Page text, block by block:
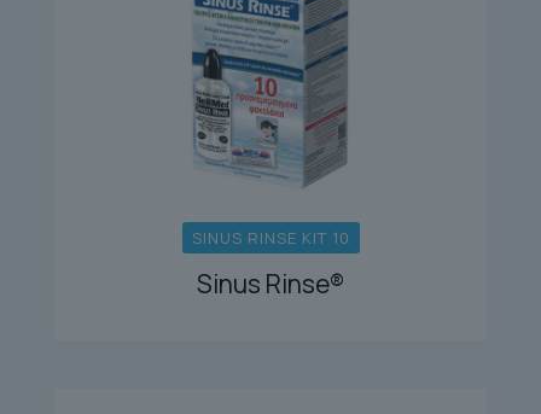
SINUS RINSE KIT 10
Sinus Rinse®